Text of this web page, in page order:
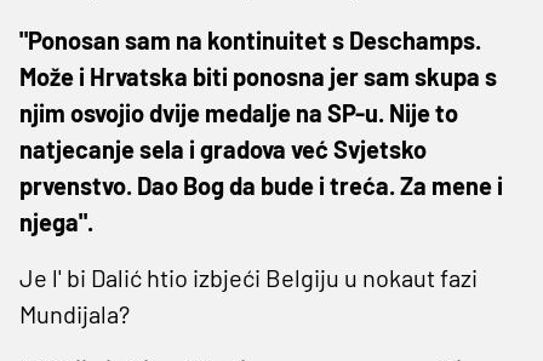
"Ponosan sam na kontinuitet s Deschamps.
Može i Hrvatska biti ponosna jer sam skupa s
njim osvojio dvije medalje na SP-u. Nije to
natjecanje sela i gradova već Svjetsko
prvenstvo. Dao Bog da bude i treća. Za mene i
njega".
Je l' bi Dalić htio izbjeći Belgiju u nokaut fazi
Mundijala?